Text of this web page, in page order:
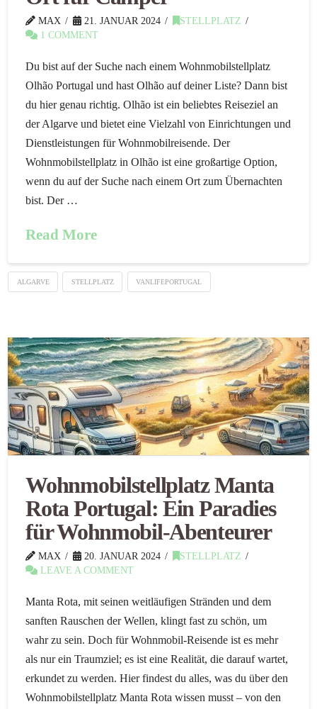
MAX 21. JANUAR 2024
STELLPLATZ
1 COMMENT
Du bist auf der Suche nach einem Wohnmobilstellplatz
Olhão Portugal und hast Olhão auf deiner Liste? Dann bist
du hier genau richtig. Olhão ist ein beliebtes Reiseziel an
der Algarve und bietet eine Vielzahl von Einrichtungen und
Dienstleistungen für Wohnmobilreisende. Der
Wohnmobilstellplatz in Olhão ist eine großartige Option,
wenn du auf der Suche nach einem Ort zum Übernachten
bist. Der …
Read More
ALGARVE STELLPLATZ VANLIFEPORTUGAL
Wohnmobilstellplatz Manta
Rota Portugal: Ein Paradies
für Wohnmobil-Abenteurer
MAX 20. JANUAR 2024
STELLPLATZ
LEAVE A COMMENT
Manta Rota, mit seinen weitläufigen Stränden und dem
sanften Rauschen der Wellen, klingt fast zu schön, um
wahr zu sein. Doch für Wohnmobil-Reisende ist es mehr
als nur ein Traumziel; es ist eine Realität, die darauf wartet,
erkundet zu werden. Hier findest du alles, was du über den
Wohnmobilstellplatz Manta Rota wissen musst – von den